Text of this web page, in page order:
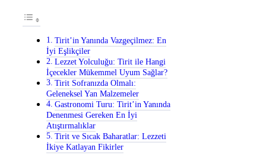
Tirit’in Yanında Vazgeçilmez: En
İyi Eşlikçiler
Lezzet Yolculuğu: Tirit ile Hangi
İçecekler Mükemmel Uyum Sağlar?
Tirit Sofranızda Olmalı:
Geleneksel Yan Malzemeler
Gastronomi Turu: Tirit’in Yanında
Denenmesi Gereken En İyi
Atıştırmalıklar
Tirit ve Sıcak Baharatlar: Lezzeti
İkiye Katlayan Fikirler